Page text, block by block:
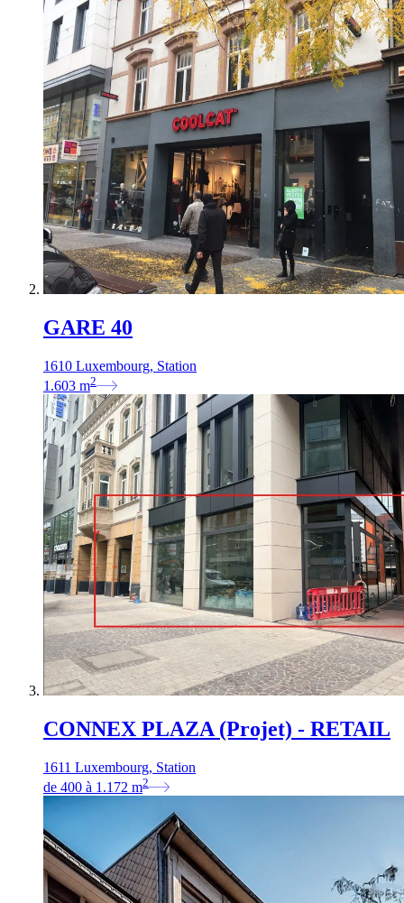
GARE 40
1610 Luxembourg, Station
1.603 m2
CONNEX PLAZA (Projet) - RETAIL
1611 Luxembourg, Station
de 400 à 1.172 m2